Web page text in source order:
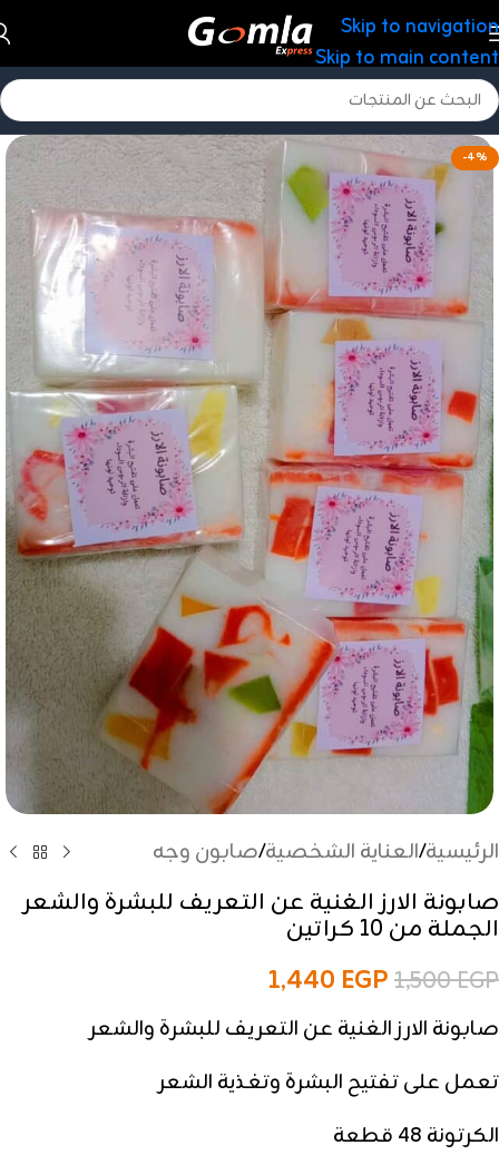
Skip to navigation
Skip to main content
-4%
الرئيسية/العناية الشخصية/صابون وجه
صابونة الارز الغنية عن التعريف للبشرة والشعر
الجملة من 10 كراتين
1,500EGP
1,440 EGP
صابونة الارز الغنية عن التعريف للبشرة والشعر
تعمل على تفتيح البشرة وتغذية الشعر
الكرتونة 48 قطعة